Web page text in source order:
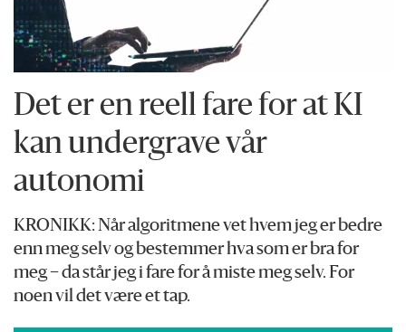
Det er en reell fare for at KI
kan undergrave vår
autonomi
KRONIKK: Når algoritmene vet hvem jeg er bedre
enn meg selv og bestemmer hva som er bra for
meg – da står jeg i fare for å miste meg selv. For
noen vil det være et tap.